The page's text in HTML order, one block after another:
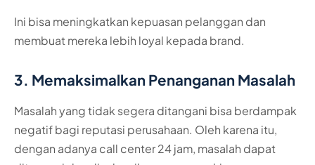
Ini bisa meningkatkan kepuasan pelanggan dan
membuat mereka lebih loyal kepada brand.
3. Memaksimalkan Penanganan Masalah
Masalah yang tidak segera ditangani bisa berdampak
negatif bagi reputasi perusahaan. Oleh karena itu,
dengan adanya call center 24 jam, masalah dapat